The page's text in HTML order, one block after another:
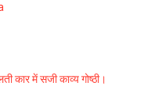
कार में सजी काव्य गोष्ठी।